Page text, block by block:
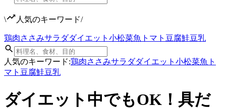
\ 人気のキーワード/
鶏肉ささみサラダダイエット 小松菜魚 トマト 豆腐鮭豆乳
人気のキーワード:鶏肉ささみサラダダイエット 小松菜魚 ト
マト 豆腐鮭豆乳
ダイエット中でもOK！具だ